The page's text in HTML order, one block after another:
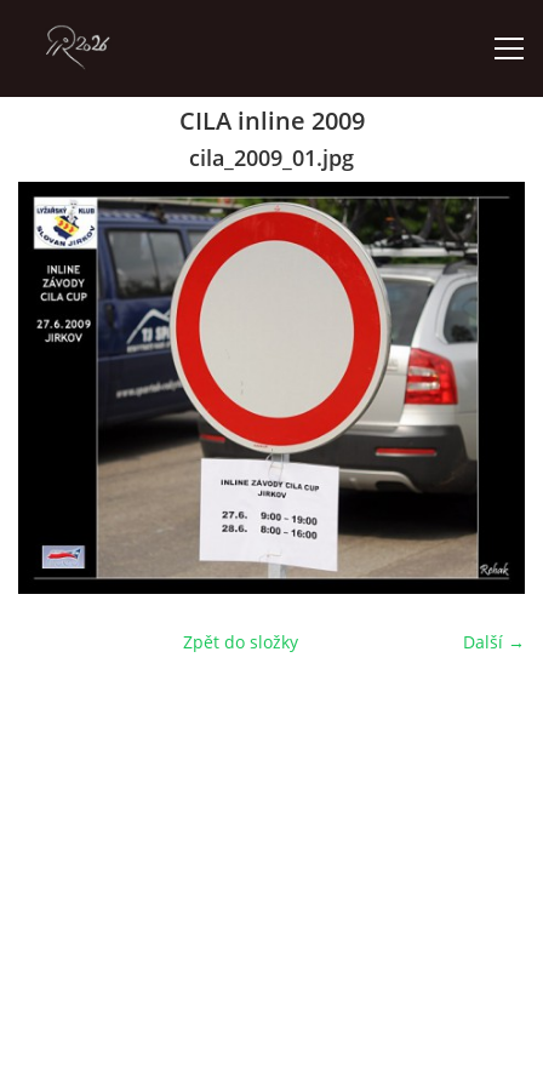
GALERIE
KONTAKT
© 2026 eStránky.cz
CILA inline 2009
cila_2009_01.jpg
Další →
Zpět do složky